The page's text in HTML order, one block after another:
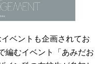
ベントも企画されてお
編むイベント「あみだお